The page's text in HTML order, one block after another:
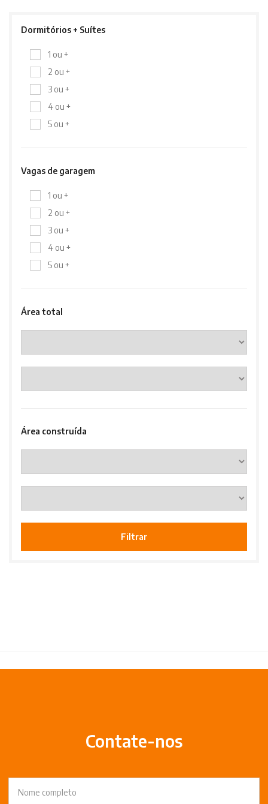
Dormitórios + Suítes
1 ou +
2 ou +
3 ou +
4 ou +
5 ou +
Vagas de garagem
1 ou +
2 ou +
3 ou +
4 ou +
5 ou +
Área total
Área construída
Filtrar
Contate-nos